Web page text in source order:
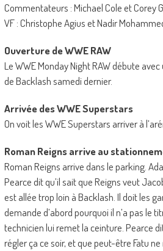
Commentateurs : Michael Cole et Corey
VF : Christophe Agius et Nadir
Ouverture de WWE RAW
Le WWE Monday Night RAW débute
de Backlash samedi dernier.
Arrivée des WWE Superstars
On voit les WWE Superstars arriver à
Roman Reigns arrive au
Roman Reigns arrive dans le parking.
Pearce dit qu’il sait que Reigns veut
est allée trop loin à Backlash. Il doit les
demande d’abord pourquoi il n’a pas le
technicien lui remet la ceinture. Pearce
régler ça ce soir, et que peut-être Fatu